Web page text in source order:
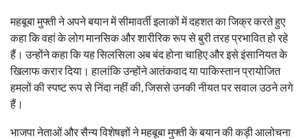
महबूबा मुफ्ती ने अपने बयान में सीमावर्ती इलाकों में दहशत का जिक्र करते हुए
कहा कि वहां के लोग मानसिक और शारीरिक रूप से बुरी तरह प्रभावित हो रहे
हैं। उन्होंने कहा कि यह सिलसिला अब बंद होना चाहिए और इसे इंसानियत के
खिलाफ करार दिया। हालांकि उन्होंने आतंकवाद या पाकिस्तान प्रायोजित
हमलों की स्पष्ट रूप से निंदा नहीं की, जिससे उनकी नीयत पर सवाल उठने लगे
हैं।
भाजपा नेताओं और सैन्य विशेषज्ञों ने महबूबा मुफ्ती के बयान की कड़ी आलोचना